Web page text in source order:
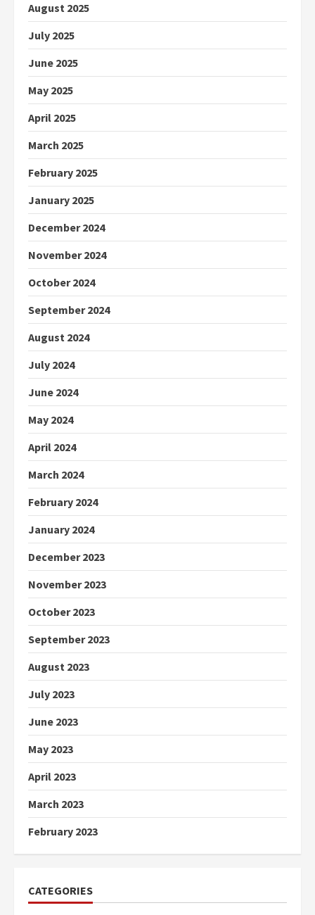
August 2025
July 2025
June 2025
May 2025
April 2025
March 2025
February 2025
January 2025
December 2024
November 2024
October 2024
September 2024
August 2024
July 2024
June 2024
May 2024
April 2024
March 2024
February 2024
January 2024
December 2023
November 2023
October 2023
September 2023
August 2023
July 2023
June 2023
May 2023
April 2023
March 2023
February 2023
CATEGORIES